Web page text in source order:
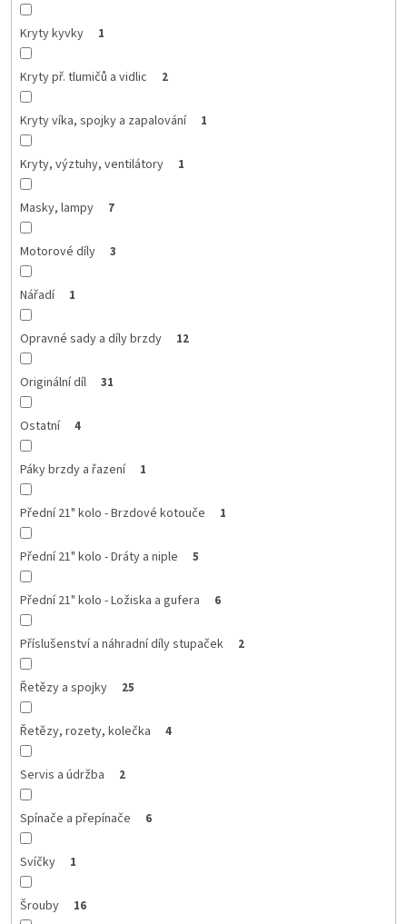
Kryty kyvky 1
Kryty př. tlumičů a vidlic 2
Kryty víka, spojky a zapalování 1
Kryty, výztuhy, ventilátory 1
Masky, lampy 7
Motorové díly 3
Nářadí 1
Opravné sady a díly brzdy 12
Originální díl 31
Ostatní 4
Páky brzdy a řazení 1
Přední 21" kolo - Brzdové kotouče 1
Přední 21" kolo - Dráty a niple 5
Přední 21" kolo - Ložiska a gufera 6
Příslušenství a náhradní díly stupaček 2
Řetězy a spojky 25
Řetězy, rozety, kolečka 4
Servis a údržba 2
Spínače a přepínače 6
Svíčky 1
Šrouby 16